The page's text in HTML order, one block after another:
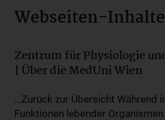
Webseiten-Inhalte
Zentrum für Physiologie
| Über die MedUni Wien
...Zurück zur Übersicht Während
Funktionen lebender